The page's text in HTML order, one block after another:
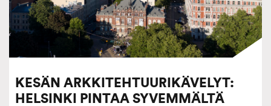
KESÄN ARKKITEHTUURIKÄVELYT:
HELSINKI PINTAA SYVEMMÄLTÄ